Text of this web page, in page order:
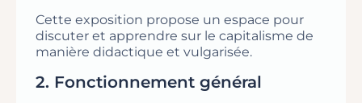
Cette exposition propose un espace pour
discuter et apprendre sur le capitalisme de
manière didactique et vulgarisée.
2. Fonctionnement général